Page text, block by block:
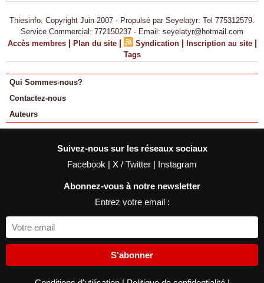
Thiesinfo, Copyright Juin 2007 - Propulsé par Seyelatyr: Tel 775312579.
Service Commercial: 772150237 - Email: seyelatyr@hotmail.com
Accès membres | Plan du site | Syndication | Inscription au site |
Tags
Qui Sommes-nous?
Contactez-nous
Auteurs
Suivez-nous sur les réseaux sociaux
Facebook | X / Twitter | Instagram
Abonnez-vous à notre newsletter
Entrez votre email :
S'abonner